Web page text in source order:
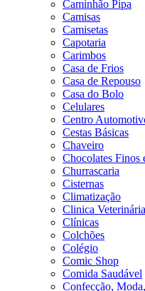
Caminhão Pipa
Camisas
Camisetas
Capotaria
Carimbos
Casa de Frios
Casa de Repouso
Casa do Bolo
Celulares
Centro
Cestas Básicas
Chaveiro
Chocolates Finos
Churrascaria
Cisternas
Climatização
Clinica Veterinária
Clínicas
Colchões
Colégio
Comic Shop
Comida Saudável
Confecção,